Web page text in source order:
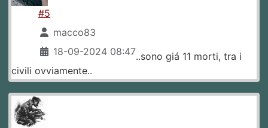
#5
macco83
18-09-2024 08:47..sono giá 11 morti, tra i
civili ovviamente..